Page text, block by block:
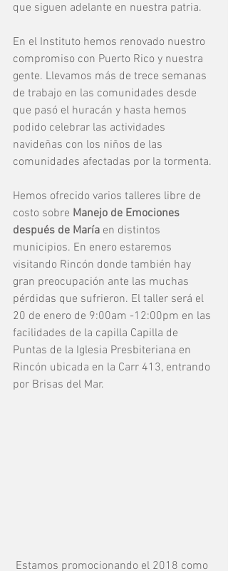
que siguen adelante en nuestra patria.
En el Instituto hemos renovado nuestro
compromiso con Puerto Rico y nuestra
gente. Llevamos más de trece semanas
de trabajo en las comunidades desde
que pasó el huracán y hasta hemos
podido celebrar las actividades
navideñas con los niños de las
comunidades afectadas por la tormenta.
Hemos ofrecido varios talleres libre de
costo sobre Manejo de Emociones
después de María en distintos
municipios. En enero estaremos
visitando Rincón donde también hay
gran preocupación ante las muchas
pérdidas que sufrieron. El taller será el
20 de enero de 9:00am -12:00pm en las
facilidades de la capilla Capilla de
Puntas de la Iglesia Presbiteriana en
Rincón ubicada en la Carr 413, entrando
por Brisas del Mar.